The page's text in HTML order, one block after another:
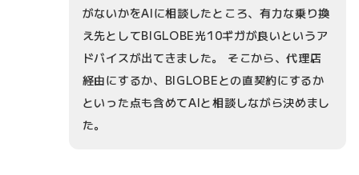
がないかをAIに相談したところ、有力な乗り換
え先としてBIGLOBE光10ギガが良いというア
ドバイスが出てきました。 そこから、代理店
経由にするか、BIGLOBEとの直契約にするか
といった点も含めてAIと相談しながら決めまし
た。